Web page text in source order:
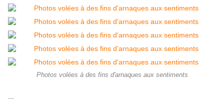
Photos volées à des fins d'arnaques aux sentiments